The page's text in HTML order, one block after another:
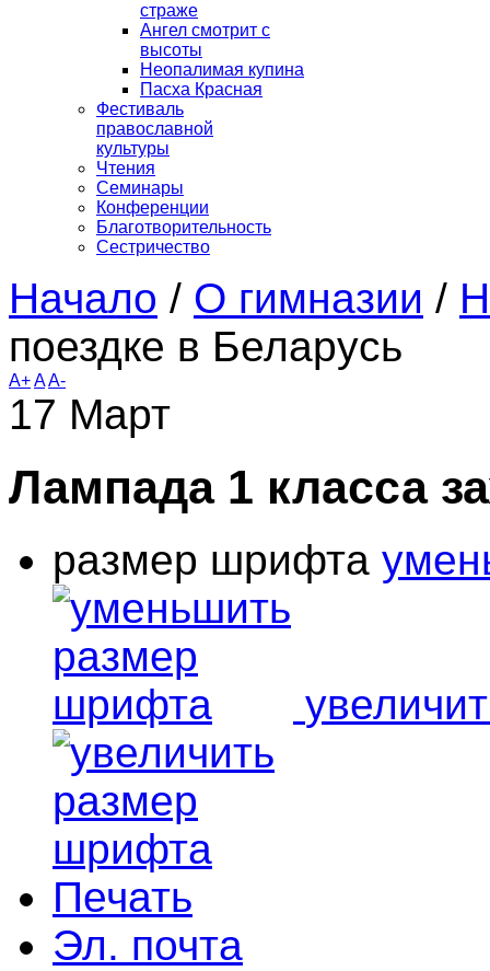
страже
Ангел смотрит с
высоты
Неопалимая купина
Пасха Красная
Фестиваль
православной
культуры
Чтения
Семинары
Конференции
Благотворительность
Сестричество
Начало / О гимназии /
поездке в Беларусь
A+AA-
17 Март
Лампада 1 класса
размер шрифта
Печать
Эл. почта